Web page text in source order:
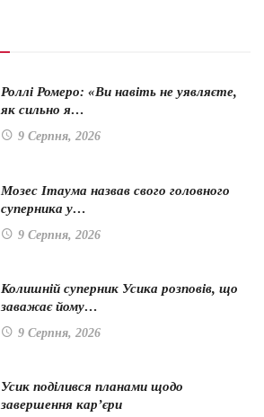
Роллі Ромеро: «Ви навіть не уявляєте,
як сильно я…
9 Серпня, 2026
Мозес Ітаума назвав свого головного
суперника у…
9 Серпня, 2026
Колишній суперник Усика розповів, що
заважає йому…
9 Серпня, 2026
Усик поділився планами щодо
завершення кар’єри